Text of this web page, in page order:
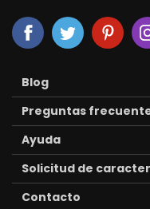
Blog
Preguntas
Ayuda
Solicitud de
Contacto